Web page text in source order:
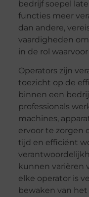
bedrijf soepel
functies meer
dan andere,
vaardigheden
in de rol
Operators zijn
toezicht op de
binnen een
professionals
machines,
ervoor te zorgen
tijd en efficiënt
kunnen variëren
elke operator is
bewaken van